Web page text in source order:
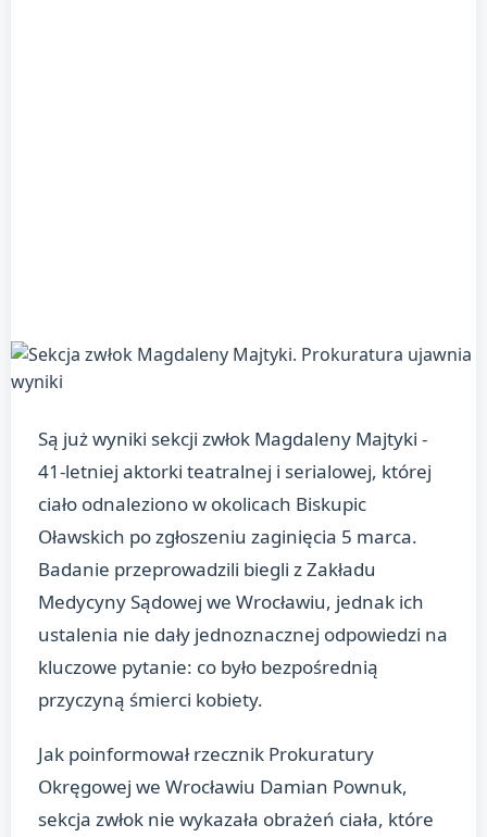
Są już wyniki sekcji zwłok Magdaleny Majtyki -
41-letniej aktorki teatralnej i serialowej, której
ciało odnaleziono w okolicach Biskupic
Oławskich po zgłoszeniu zaginięcia 5 marca.
Badanie przeprowadzili biegli z Zakładu
Medycyny Sądowej we Wrocławiu, jednak ich
ustalenia nie dały jednoznacznej odpowiedzi na
kluczowe pytanie: co było bezpośrednią
przyczyną śmierci kobiety.
Jak poinformował rzecznik Prokuratury
Okręgowej we Wrocławiu Damian Pownuk,
sekcja zwłok nie wykazała obrażeń ciała, które